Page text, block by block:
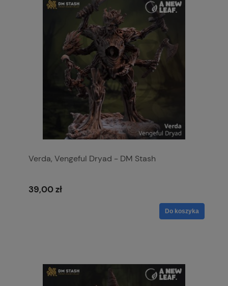
Verda, Vengeful Dryad - DM Stash
39,00 zł
Do koszyka